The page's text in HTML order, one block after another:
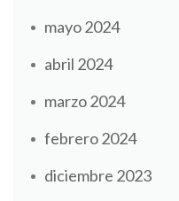
mayo 2024
abril 2024
marzo 2024
febrero 2024
diciembre 2023